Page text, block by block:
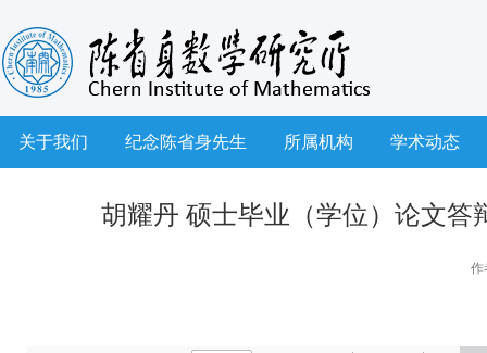
关于我们 纪念陈省身先生 所属机构 学术动态
胡耀丹 硕士毕业（学位）论文答
作